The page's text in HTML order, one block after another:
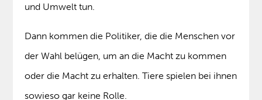
und Umwelt tun.
Dann kommen die Politiker, die die Menschen vor
der Wahl belügen, um an die Macht zu kommen
oder die Macht zu erhalten. Tiere spielen bei ihnen
sowieso gar keine Rolle.